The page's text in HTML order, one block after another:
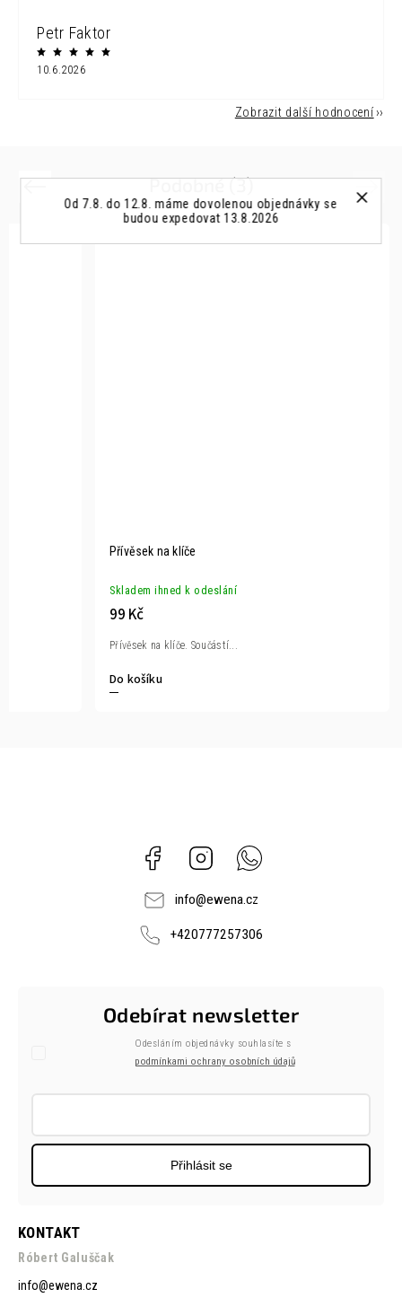
Od 7.8. do 12.8. máme dovolenou objednávky se
budou expedovat 13.8.2026
Petr Faktor
10.6.2026
Zobrazit další hodnocení
Podobné (3)
Přívěsek na klíče
Skladem ihned k odeslání
99 Kč
Do košíku
Přívěsek na klíče. Součástí...
Facebook Instagram
info@ewena.cz
+420777257306
KONTAKT
Róbert Galuščak
info@ewena.cz
Odebírat newsletter
Odesláním objednávky souhlasíte s
podmínkami ochrany osobních údajů
Přihlásit se